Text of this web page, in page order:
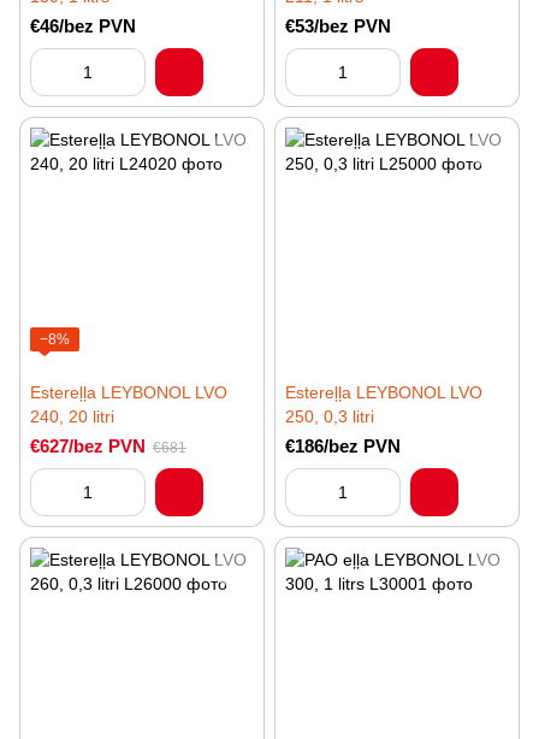
€46/bez PVN €53/bez PVN
−8%
Estereļļa LEYBONOL LVO
240, 20 litri
€627/bez PVN €681
Estereļļa LEYBONOL LVO
250, 0,3 litri
€186/bez PVN